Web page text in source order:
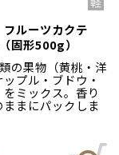
フルーツカクテ
固形500g）
の果物（黄桃・洋
プル・ブドウ・
ミックス。香り
ままにパックしま